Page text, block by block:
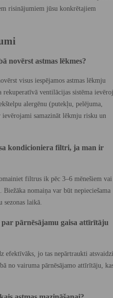
risinājumiem jūsu konkrētajiem
novērst astmas lēkmes?
visus iespējamos astmas lēkmju
rekuperatīvā ventilācijas sistēma
alergēnu (putekļu, pelējuma,
ievērojami samazināt lēkmju risku un
kondicioniera filtri, ja man ir
filtrus ik pēc 3–6 mēnešiem vai
Biežāka nomaiņa var būt nepieciešama
sezonas laikā.
pārnēsājamu gaisa attīrītāju
efektīvāks, jo tas nepārtraukti
no vairuma pārnēsājamo attīrītāju,